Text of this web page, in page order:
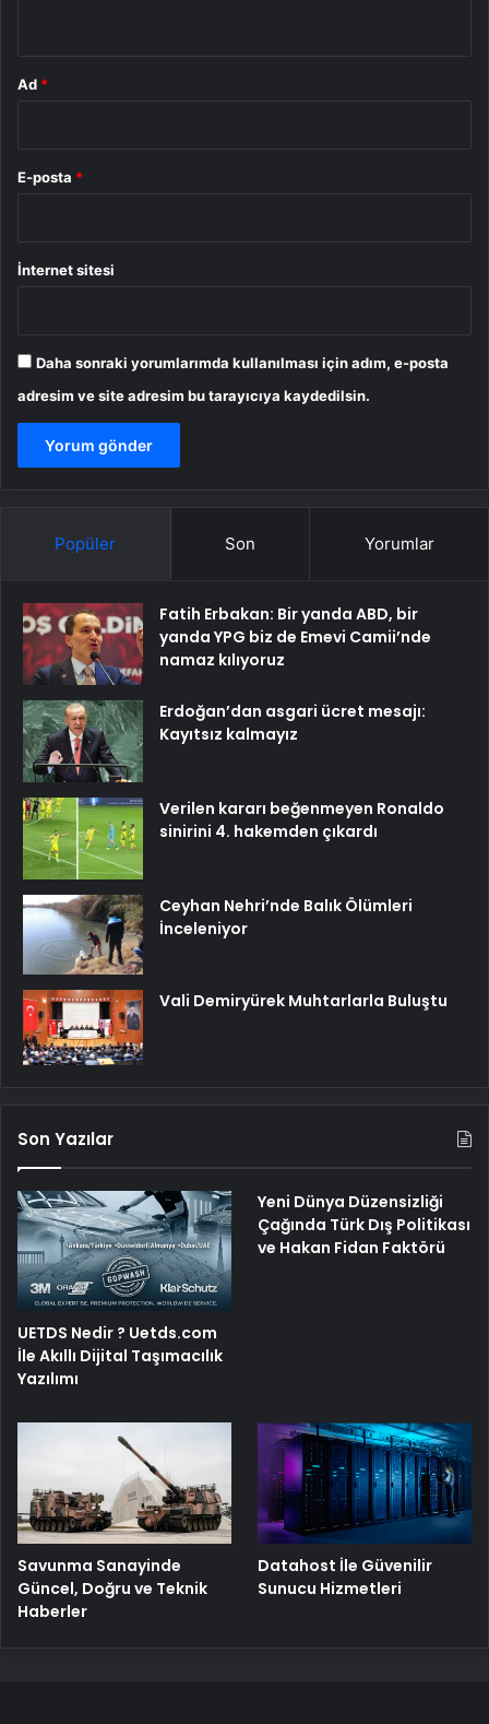
Ad *
E-posta *
İnternet sitesi
Daha sonraki yorumlarımda kullanılması için adım, e-posta
adresim ve site adresim bu tarayıcıya kaydedilsin.
Popüler Son Yorumlar
Fatih Erbakan: Bir yanda ABD, bir
yanda YPG biz de Emevi Camii’nde
namaz kılıyoruz
Erdoğan’dan asgari ücret mesajı:
Kayıtsız kalmayız
Verilen kararı beğenmeyen Ronaldo
sinirini 4. hakemden çıkardı
Ceyhan Nehri’nde Balık Ölümleri
İnceleniyor
Vali Demiryürek Muhtarlarla Buluştu
Son Yazılar
UETDS Nedir ? Uetds.com
İle Akıllı Dijital Taşımacılık
Yazılımı
Yeni Dünya Düzensizliği
Çağında Türk Dış Politikası
ve Hakan Fidan Faktörü
Savunma Sanayinde
Güncel, Doğru ve Teknik
Haberler
Datahost İle Güvenilir
Sunucu Hizmetleri